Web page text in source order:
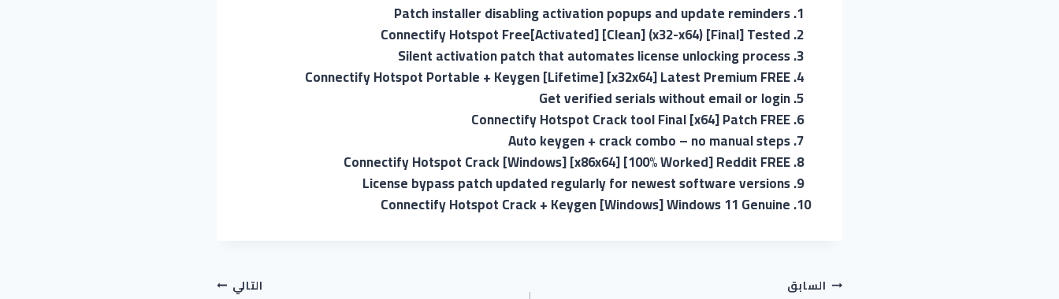
Patch installer disabling activation popups and update reminders
Connectify Hotspot Free[Activated] [Clean] (x32-x64) [Final] Tested
Silent activation patch that automates license unlocking process
Connectify Hotspot Portable + Keygen [Lifetime] [x32x64] Latest Premium FREE
Get verified serials without email or login
Connectify Hotspot Crack tool Final [x64] Patch FREE
Auto keygen + crack combo – no manual steps
Connectify Hotspot Crack [Windows] [x86x64] [100% Worked] Reddit FREE
License bypass patch updated regularly for newest software versions
Connectify Hotspot Crack + Keygen [Windows] Windows 11 Genuine
السابق التالي